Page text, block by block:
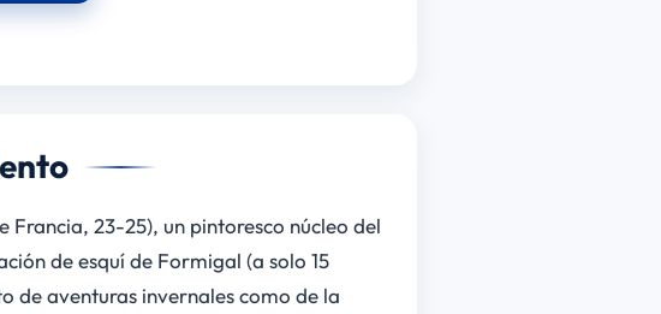
23-25), un pintoresco núcleo del
de esquí de Formigal (a solo 15
de aventuras invernales como de la